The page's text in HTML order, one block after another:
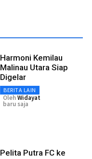
Harmoni Kemilau
Malinau Utara Siap
Digelar
BERITA LAIN
OlehWidayat
baru saja
Pelita Putra FC ke